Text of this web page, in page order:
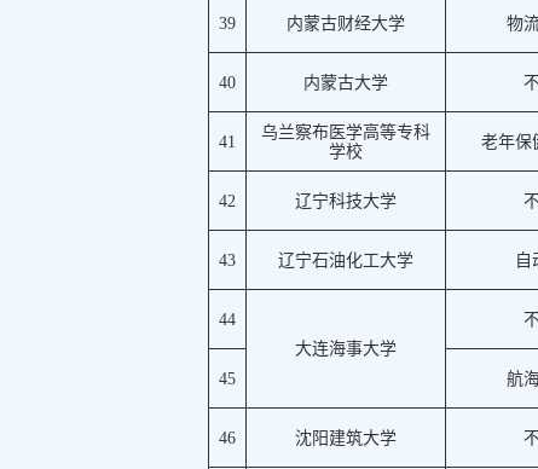
39 内蒙古财经大学 物
40 内蒙古大学
41
乌兰察布医学高等专科
学校
老年保
42 辽宁科技大学
43 辽宁石油化工大学 自
44
大连海事大学
45 航
46 沈阳建筑大学